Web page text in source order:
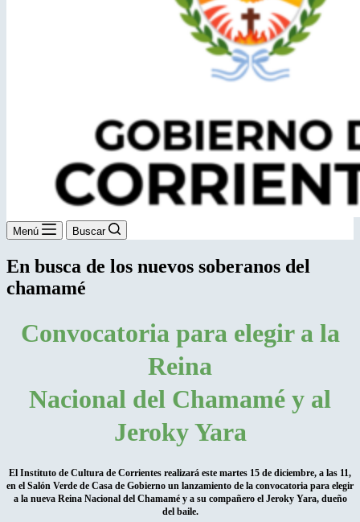
Menú Buscar
En busca de los nuevos soberanos del
chamamé
Convocatoria para elegir a la
Reina
Nacional del Chamamé y al
Jeroky Yara
El Instituto de Cultura de Corrientes realizará este martes 15 de diciembre, a las 11,
en el Salón Verde de Casa de Gobierno un lanzamiento de la convocatoria para elegir
a la nueva Reina Nacional del Chamamé y a su compañero el Jeroky Yara, dueño
del baile.